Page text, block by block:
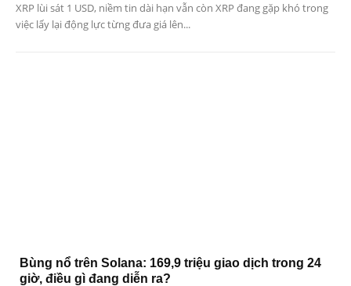
XRP lùi sát 1 USD, niềm tin dài hạn vẫn còn XRP đang gặp khó trong
việc lấy lại động lực từng đưa giá lên...
Bùng nổ trên Solana: 169,9 triệu giao dịch trong 24
giờ, điều gì đang diễn ra?